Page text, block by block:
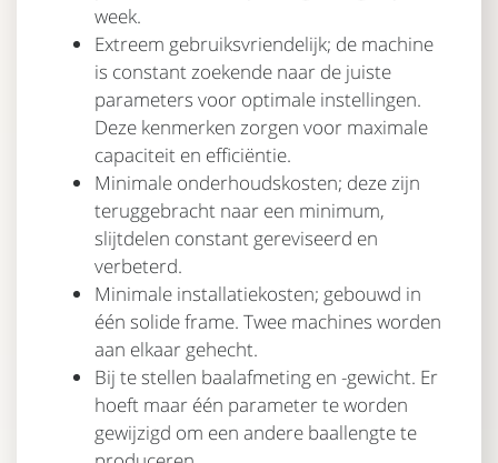
week.
Extreem gebruiksvriendelijk; de machine
is constant zoekende naar de juiste
parameters voor optimale instellingen.
Deze kenmerken zorgen voor maximale
capaciteit en efficiëntie.
Minimale onderhoudskosten; deze zijn
teruggebracht naar een minimum,
slijtdelen constant gereviseerd en
verbeterd.
Minimale installatiekosten; gebouwd in
één solide frame. Twee machines worden
aan elkaar gehecht.
Bij te stellen baalafmeting en -gewicht. Er
hoeft maar één parameter te worden
gewijzigd om een andere baallengte te